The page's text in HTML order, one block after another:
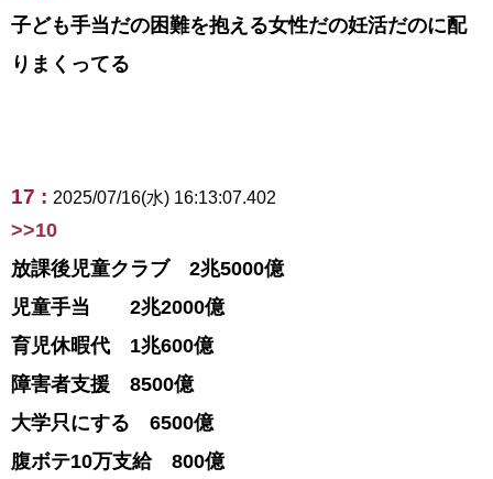
子ども手当だの困難を抱える女性だの妊活だのに配
りまくってる
17 : 2025/07/16(水) 16:13:07.402
>>10
放課後児童クラブ 2兆5000億
児童手当 2兆2000億
育児休暇代 1兆600億
障害者支援 8500億
大学只にする 6500億
腹ボテ10万支給 800億